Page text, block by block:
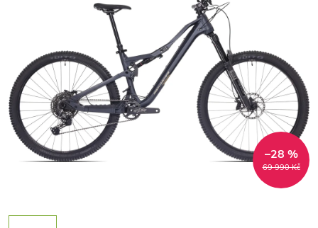
69 990 Kč
–28 %